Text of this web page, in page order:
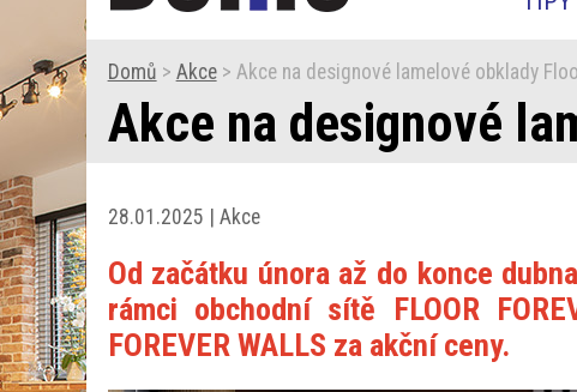
Domů > Akce> Akce na designové lamelové obklady
Akce na designové
28.01.2025 | Akce
Od začátku února až do konce
rámci obchodní sítě FLOOR
FOREVER WALLS za akční ceny.